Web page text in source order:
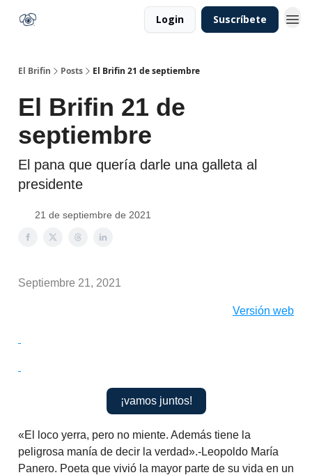
Login Suscríbete
El Brifin Posts El Brifin 21 de septiembre
El Brifin 21 de
septiembre
El pana que quería darle una galleta al
presidente
21 de septiembre de 2021
Septiembre 21, 2021
Versión web
¡vamos juntos!
«El loco yerra, pero no miente. Además tiene la
peligrosa manía de decir la verdad».-Leopoldo María
Panero. Poeta que vivió la mayor parte de su vida en un